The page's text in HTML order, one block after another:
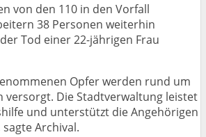
von den 110 in den Vorfall
38 Personen weiterhin
Tod einer 22-jährigen Frau
Opfer werden rund um
versorgt. Die Stadtverwaltung leistet
und unterstützt die Angehörigen
Archival.